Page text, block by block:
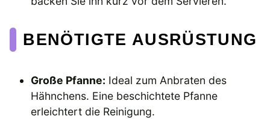
BENÖTIGTE AUSRÜSTUNG
Große Pfanne: Ideal zum Anbraten des
Hähnchens. Eine beschichtete Pfanne
erleichtert die Reinigung.